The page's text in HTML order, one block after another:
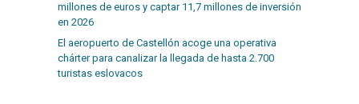
millones de euros y captar 11,7 millones de inversión
en 2026
El aeropuerto de Castellón acoge una operativa
chárter para canalizar la llegada de hasta 2.700
turistas eslovacos